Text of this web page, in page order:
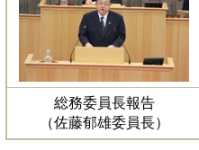
総務委員長報告
（佐藤郁雄委員長）